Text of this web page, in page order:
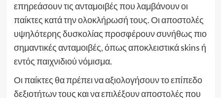
επηρεάσουν τις ανταμοιβές που λαμβάνουν οι
παίκτες κατά την ολοκλήρωσή τους. Οι αποστολές
υψηλότερης δυσκολίας προσφέρουν συνήθως πιο
σημαντικές ανταμοιβές, όπως αποκλειστικά skins ή
εντός παιχνιδιού νόμισμα.
Οι παίκτες θα πρέπει να αξιολογήσουν το επίπεδο
δεξιοτήτων τους και να επιλέξουν αποστολές που